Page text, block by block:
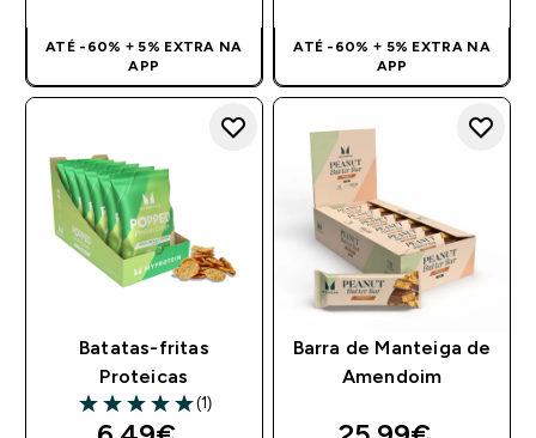
ATÉ -60% + 5% EXTRA NA
APP
ATÉ -60% + 5% EXTRA NA
APP
Batatas-fritas
Proteicas
5 out of 5 stars
(1)
Barra de Manteiga de
Amendoim